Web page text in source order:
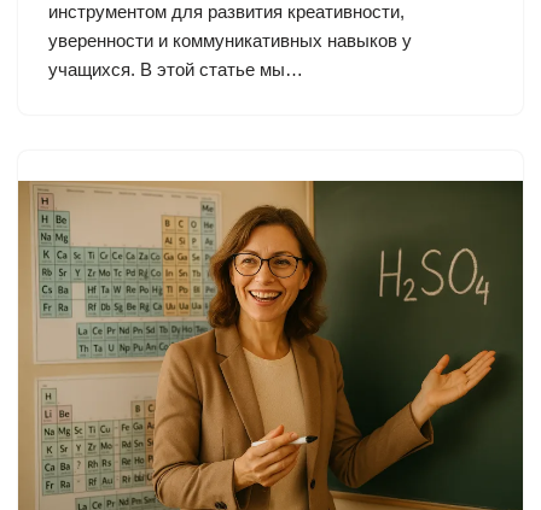
инструментом для развития креативности,
уверенности и коммуникативных навыков у
учащихся. В этой статье мы…